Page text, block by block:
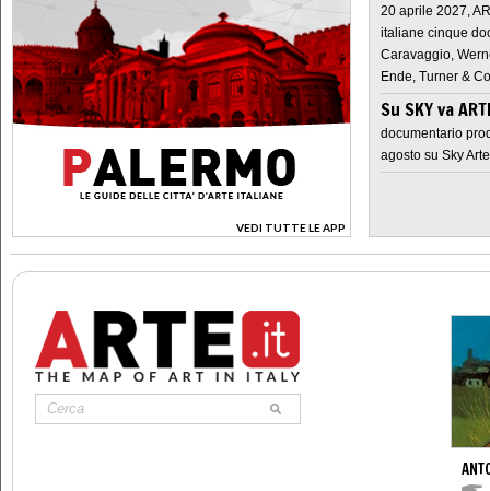
VEDI TUTTE LE APP
>
20 aprile 2027,
italiane cinque
Caravaggio,
Ende, Turner &
Su SKY va
documentario
agosto su Sky Arte